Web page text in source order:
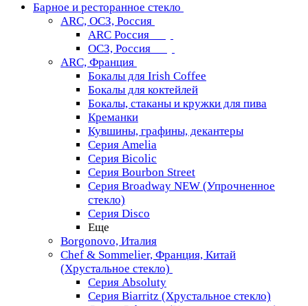
Барное и ресторанное стекло
ARC, ОСЗ, Россия
ARC Россия
ОСЗ, Россия
ARC, Франция
Бокалы для Irish Coffee
Бокалы для коктейлей
Бокалы, стаканы и кружки для пива
Креманки
Кувшины, графины, декантеры
Серия Amelia
Серия Bicolic
Серия Bourbon Street
Серия Broadway NEW (Упрочненное
стекло)
Серия Disco
Еще
Borgonovo, Италия
Chef & Sommelier, Франция, Китай
(Хрустальное стекло)
Серия Absoluty
Серия Biarritz (Хрустальное стекло)